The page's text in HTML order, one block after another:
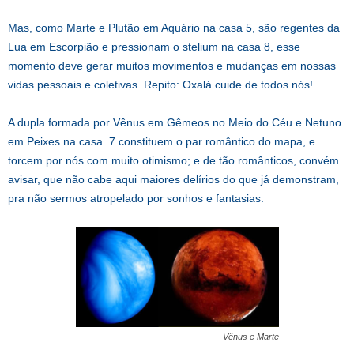
Mas, como Marte e Plutão em Aquário na casa 5, são regentes da
Lua em Escorpião e pressionam o stelium na casa 8, esse
momento deve gerar muitos movimentos e mudanças em nossas
vidas pessoais e coletivas. Repito: Oxalá cuide de todos nós!
A dupla formada por Vênus em Gêmeos no Meio do Céu e Netuno
em Peixes na casa 7 constituem o par romântico do mapa, e
torcem por nós com muito otimismo; e de tão românticos, convém
avisar, que não cabe aqui maiores delírios do que já demonstram,
pra não sermos atropelado por sonhos e fantasias.
Vênus e Marte